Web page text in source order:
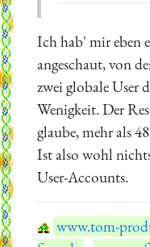
Ich hab' mir eben
angeschaut, von
zwei globale User
Wenigkeit. Der
glaube, mehr als
Ist also wohl
User-Accounts.
www.tom-